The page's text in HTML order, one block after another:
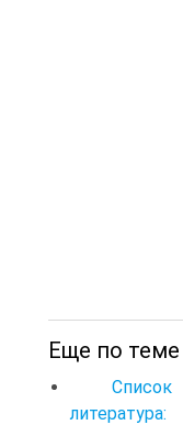
Еще по
Список
литература: